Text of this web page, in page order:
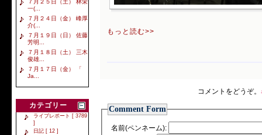
７月２５日（土） 林栄
一(...
７月２４日（金） 峰厚
介(...
７月１９日（日） 佐藤
芳明...
７月１８日（土） 三木
俊雄...
７月１７日（金） 「
Ja...
カテゴリー
ライブレポート [ 3789
]
日記 [ 12 ]
もっと読む>>
コメントをどうぞ。
Comment Form
名前(ペンネーム):